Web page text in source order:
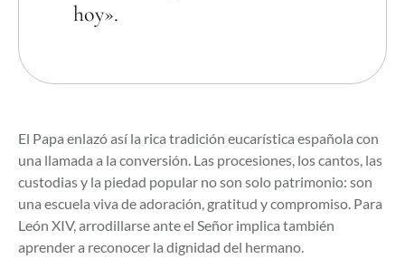
hoy».
El Papa enlazó así la rica tradición eucarística española con
una llamada a la conversión. Las procesiones, los cantos, las
custodias y la piedad popular no son solo patrimonio: son
una escuela viva de adoración, gratitud y compromiso. Para
León XIV, arrodillarse ante el Señor implica también
aprender a reconocer la dignidad del hermano.